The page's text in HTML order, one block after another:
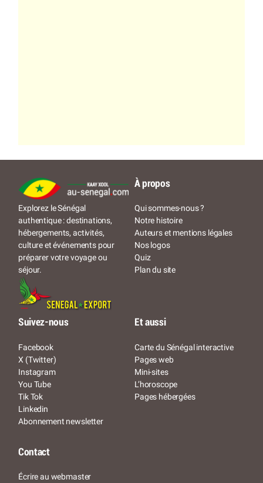
Explorez le Sénégal
authentique : destinations,
hébergements, activités,
culture et événements pour
préparer votre voyage ou
séjour.
À propos
Qui sommes-nous ?
Notre histoire
Auteurs et mentions légales
Nos logos
Quiz
Plan du site
Suivez-nous
Facebook
X (Twitter)
Instagram
You Tube
Tik Tok
Linkedin
Abonnement newsletter
Et aussi
Carte du Sénégal interactive
Pages web
Mini-sites
L’horoscope
Pages hébergées
Contact
Écrire au webmaster